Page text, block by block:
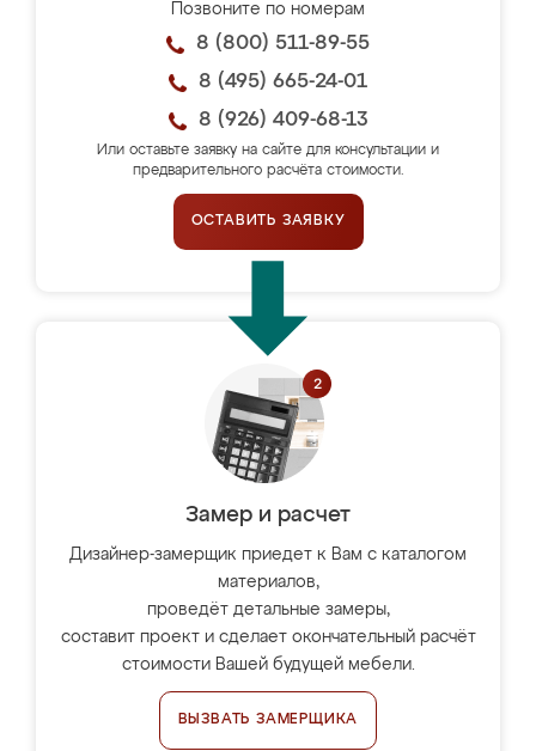
Позвоните по номерам
8 (800) 511-89-55
8 (495) 665-24-01
8 (926) 409-68-13
Или оставьте заявку на сайте для консультации и
предварительного расчёта стоимости.
ОСТАВИТЬ ЗАЯВКУ
Замер и расчет
Дизайнер-замерщик приедет к Вам с каталогом
материалов,
проведёт детальные замеры,
составит проект и сделает окончательный расчёт
стоимости Вашей будущей мебели.
ВЫЗВАТЬ ЗАМЕРЩИКА